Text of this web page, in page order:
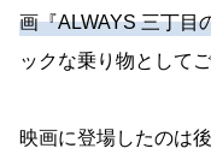
画『ALWAYS 三丁目
ックな乗り物として
映画に登場したのは